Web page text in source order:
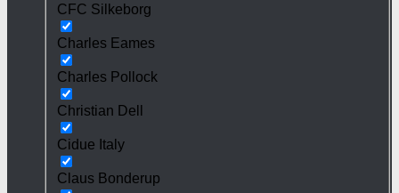
CFC Silkeborg
Charles Eames
Charles Pollock
Christian Dell
Cidue Italy
Claus Bonderup